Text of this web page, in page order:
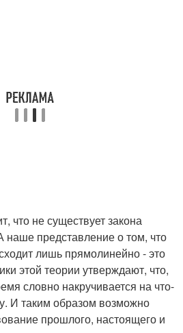
что не существует закона
наше представление о том, что
лишь прямолинейно - это
этой теории утверждают, что,
словно накручивается на что-
И таким образом возможно
прошлого, настоящего и